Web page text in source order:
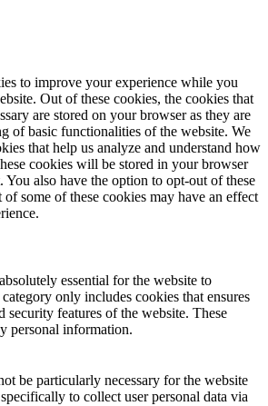
to improve your experience while you
Out of these cookies, the cookies that
are stored on your browser as they are
of basic functionalities of the website. We
that help us analyze and understand how
cookies will be stored in your browser
also have the option to opt-out of these
some of these cookies may have an effect
essential for the website to
only includes cookies that ensures
security features of the website. These
personal information.
be particularly necessary for the website
to collect user personal data via